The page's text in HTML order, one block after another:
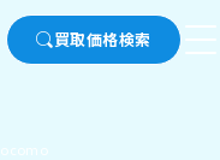
買取価格検索